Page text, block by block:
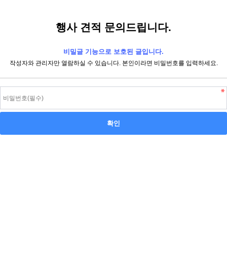
행사 견적 문의드립니다.
비밀글 기능으로 보호된 글입니다.
작성자와 관리자만 열람하실 수 있습니다. 본인이라면 비밀번호를 입력하세요.